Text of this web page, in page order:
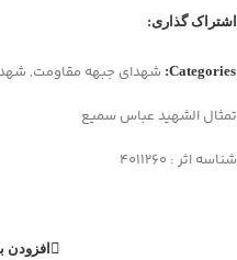
اشتراک گذاری:
Categories: شهدای جبهه مقاومت,
تمثال الشهيد عباس سميع
شناسه اثر : 4011260
افزودن